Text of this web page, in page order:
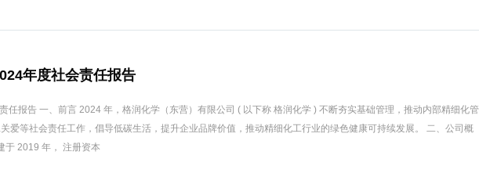
年度社会责任报告
任报告 一、前言 2024 年，格润化学（东营）有限公司 ( 以下称 格润化学 ) 不断夯实基础管理，推动内部精细化管
爱等社会责任工作，倡导低碳生活，提升企业品牌价值，推动精细化工行业的绿色健康可持续发展。 二、公司概
于 2019 年， 注册资本